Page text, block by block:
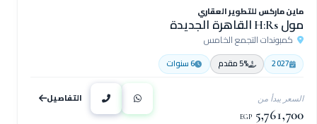
ماين ماركس للتطوير العقاري
مول H:Rs القاهرة الجديدة
كمبوندات التجمع الخامس
2027 5% مقدم 6 سنوات
السعر يبدأ من
5,761,700
EGP
التفاصيل